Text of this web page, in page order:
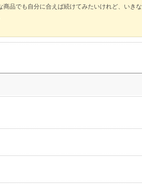
品でも自分に合えば続けてみたいけれど、いきな